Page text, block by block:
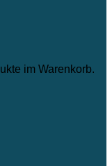
im Warenkorb.